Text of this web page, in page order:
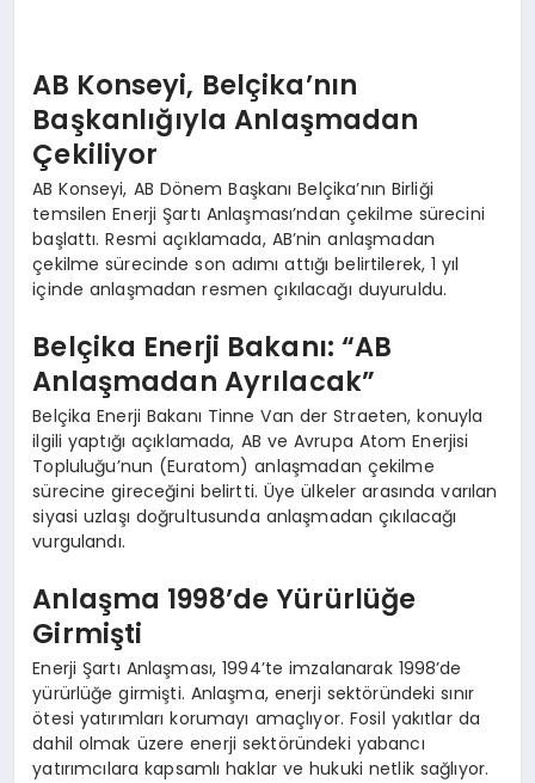
AB Konseyi, Belçika’nın
Başkanlığıyla Anlaşmadan
Çekiliyor
AB Konseyi, AB Dönem Başkanı Belçika’nın Birliği
temsilen Enerji Şartı Anlaşması’ndan çekilme sürecini
başlattı. Resmi açıklamada, AB’nin anlaşmadan
çekilme sürecinde son adımı attığı belirtilerek, 1 yıl
içinde anlaşmadan resmen çıkılacağı duyuruldu.
Belçika Enerji Bakanı: “AB
Anlaşmadan Ayrılacak”
Belçika Enerji Bakanı Tinne Van der Straeten, konuyla
ilgili yaptığı açıklamada, AB ve Avrupa Atom Enerjisi
Topluluğu’nun (Euratom) anlaşmadan çekilme
sürecine gireceğini belirtti. Üye ülkeler arasında varılan
siyasi uzlaşı doğrultusunda anlaşmadan çıkılacağı
vurgulandı.
Anlaşma 1998’de Yürürlüğe
Girmişti
Enerji Şartı Anlaşması, 1994’te imzalanarak 1998’de
yürürlüğe girmişti. Anlaşma, enerji sektöründeki sınır
ötesi yatırımları korumayı amaçlıyor. Fosil yakıtlar da
dahil olmak üzere enerji sektöründeki yabancı
yatırımcılara kapsamlı haklar ve hukuki netlik sağlıyor.